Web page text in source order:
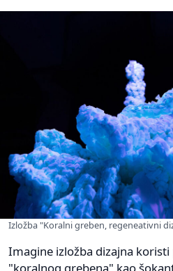
Izložba "Koralni greben, regeneativni
Imagine izložba dizajna